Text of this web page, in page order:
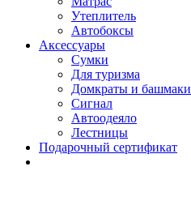
Утеплитель
Автобоксы
Аксессуары
Сумки
Для туризма
Домкраты и башмаки
Сигнал
Автоодеяло
Лестницы
Подарочный сертификат